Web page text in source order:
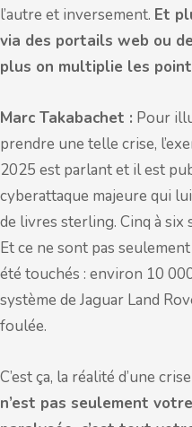
l’autre et inversement. Et
via des portails web ou
plus on multiplie les
Marc Takabachet : Pour
prendre une telle crise,
2025 est parlant et il est
cyberattaque majeure qui
de livres sterling. Cinq à six
Et ce ne sont pas
été touchés : environ 10
système de Jaguar Land
foulée.
C’est ça, la réalité d’une
n’est pas seulement